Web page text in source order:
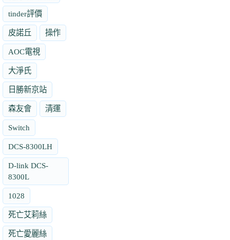
tinder評價
皮諾丘 操作
AOC電視
大淨氏
日勝新京站
森友會 清運
Switch
DCS-8300LH
D-link DCS-
8300L
1028
死亡艾莉絲
死亡愛麗絲